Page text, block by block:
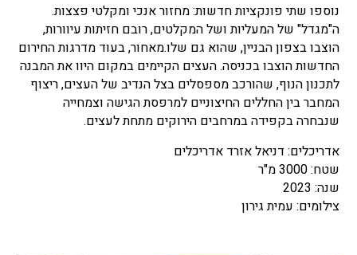
נוספו שתי פונקציות חדשות: מחזור אנכי ומקלטי פצצות.
ה"מגדל" של המעליות ושל המקלטים, רובם חזיתות עיוורות,
הוצבו בצפון הבניין, שהוא גם שלו.מאחור, בעוד מדרגות החירום
החדשות הוצבו בכניסה. העצים הקיימים במקום היוו את המבנה
לתכנון הנוף, שהורכב מספסלים בצל הנדיב של העצים, ריצוף
המחבר בין החללים החיצוניים למרפסת הגישה וצמחייה
שנבחרה בקפידה במרחבים הירוקים מתחת לעצים.
אדריכלים: דניאל אזרד אדריכלים
שטח: 3000 מ"ר
שנה: 2023
צילומים: עמית גירון